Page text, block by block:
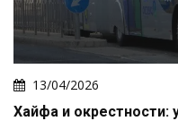
13/04/2026
Хайфа и окрестности: